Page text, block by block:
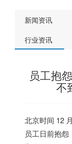
新闻资讯
行业资讯
员工抱
不
北京时间 12
员工日前抱